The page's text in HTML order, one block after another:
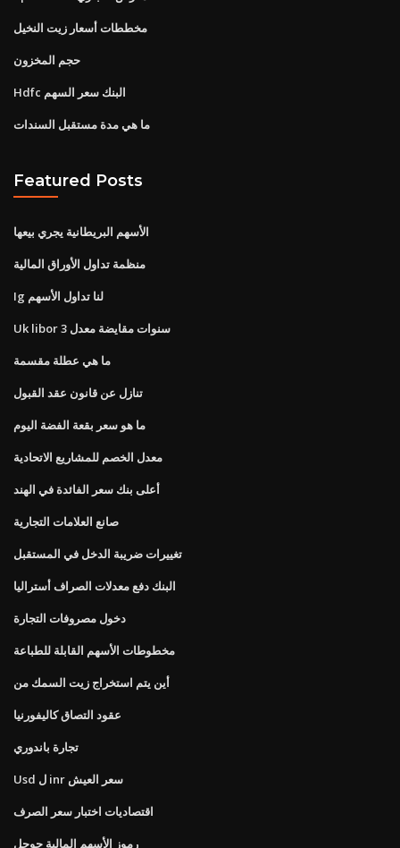
مخططات أسعار زيت النخيل
حجم المخزون
Hdfc البنك سعر السهم
ما هي مدة مستقبل السندات
Featured Posts
الأسهم البريطانية يجري بيعها
منظمة تداول الأوراق المالية
Ig لنا تداول الأسهم
Uk libor 3 سنوات مقايضة معدل
ما هي عطلة مقسمة
تنازل عن قانون عقد القبول
ما هو سعر بقعة الفضة اليوم
معدل الخصم للمشاريع الاتحادية
أعلى بنك سعر الفائدة في الهند
صانع العلامات التجارية
تغييرات ضريبة الدخل في المستقبل
البنك دفع معدلات الصراف أستراليا
دخول مصروفات التجارة
مخطوطات الأسهم القابلة للطباعة
أين يتم استخراج زيت السمك من
عقود التصاق كاليفورنيا
تجارة باندوري
Usd ل inr سعر العيش
اقتصاديات اختبار سعر الصرف
رموز الأسهم المالية جوجل